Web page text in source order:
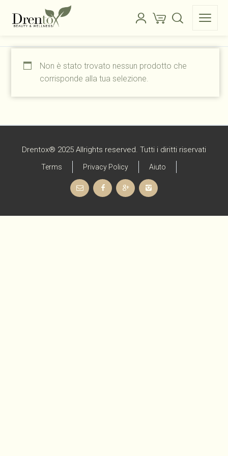
Non è stato trovato nessun prodotto che
corrisponde alla tua selezione.
Drentox® 2025 Allrights reserved. Tutti i diritti riservati
Terms Privacy Policy Aiuto